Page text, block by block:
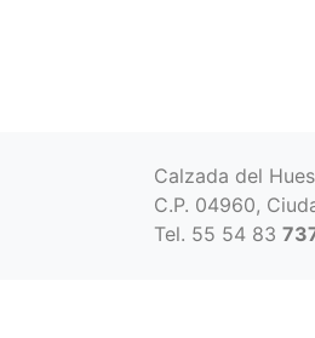
Calzada del
C.P. 04960,
Tel. 55 54 83